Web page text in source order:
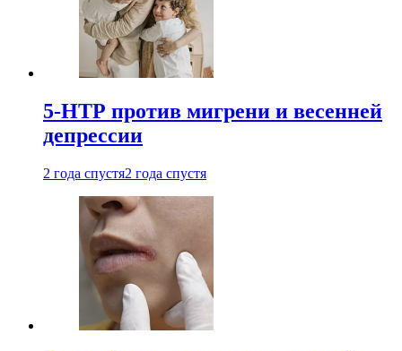
5-НТР против мигрени и весенней
депрессии
2 года спустя2 года спустя